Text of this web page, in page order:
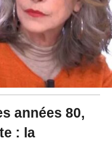
9
6
années 80,
: la